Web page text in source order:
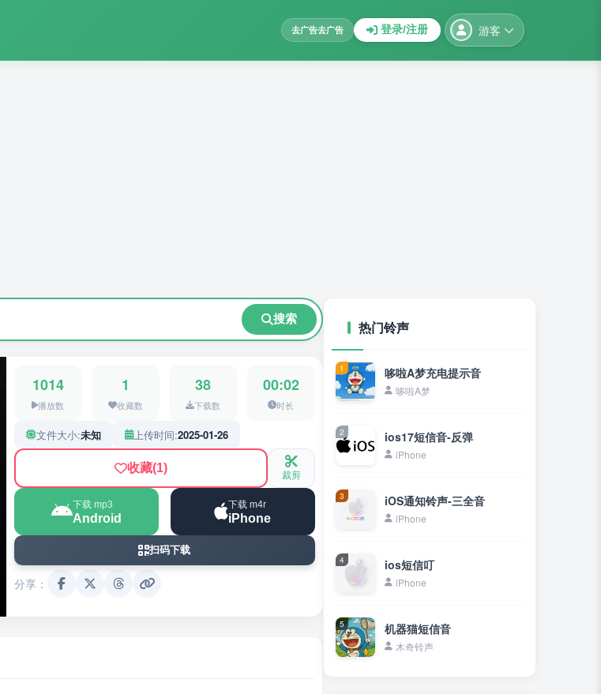
去广告去广告 登录/注册 游客
搜索
1014
播放数
1
收藏数
38
下载数
00:02
时长
文件大小:未知 上传时间:2025-01-26
收藏(1) 裁剪
下载 mp3
Android
下载 m4r
iPhone
扫码下载
分享：
热门铃声
1 哆啦A梦充电提示音
哆啦A梦
2 ios17短信音-反弹
iPhone
3 iOS通知铃声-三全音
iPhone
4 ios短信叮
iPhone
5 机器猫短信音
木奇铃声